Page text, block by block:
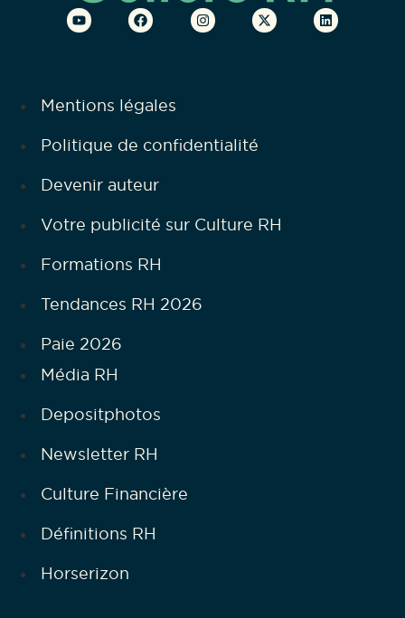
Mentions légales
Politique de confidentialité
Devenir auteur
Votre publicité sur Culture RH
Formations RH
Tendances RH 2026
Paie 2026
Média RH
Depositphotos
Newsletter RH
Culture Financière
Définitions RH
Horserizon